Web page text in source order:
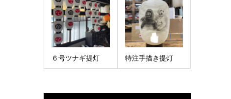
６号ツナギ提灯 特注手描き提灯